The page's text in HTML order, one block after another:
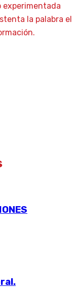
experimentada
la palabra el